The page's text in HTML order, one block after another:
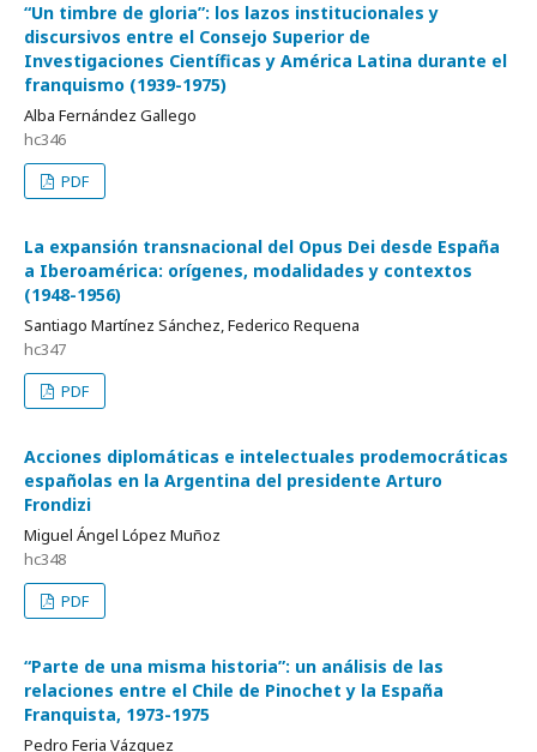
“Un timbre de gloria”: los lazos institucionales y
discursivos entre el Consejo Superior de
Investigaciones Científicas y América Latina durante el
franquismo (1939-1975)
Alba Fernández Gallego
hc346
PDF
La expansión transnacional del Opus Dei desde España
a Iberoamérica: orígenes, modalidades y contextos
(1948-1956)
Santiago Martínez Sánchez, Federico Requena
hc347
PDF
Acciones diplomáticas e intelectuales prodemocráticas
españolas en la Argentina del presidente Arturo
Frondizi
Miguel Ángel López Muñoz
hc348
PDF
“Parte de una misma historia”: un análisis de las
relaciones entre el Chile de Pinochet y la España
Franquista, 1973-1975
Pedro Feria Vázquez